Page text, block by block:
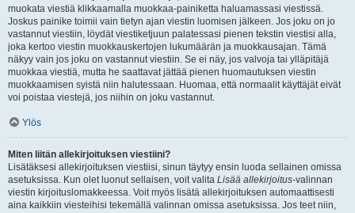
muokata viestiä klikkaamalla muokkaa-painiketta haluamassasi viestissä.
Joskus painike toimii vain tietyn ajan viestin luomisen jälkeen. Jos joku on jo
vastannut viestiin, löydät viestiketjuun palatessasi pienen tekstin viestisi alla,
joka kertoo viestin muokkauskertojen lukumäärän ja muokkausajan. Tämä
näkyy vain jos joku on vastannut viestiin. Se ei näy, jos valvoja tai ylläpitäjä
muokkaa viestiä, mutta he saattavat jättää pienen huomautuksen viestin
muokkaamisen syistä niin halutessaan. Huomaa, että normaalit käyttäjät eivät
voi poistaa viestejä, jos niihin on joku vastannut.
Ylös
Miten liitän allekirjoituksen viestiini?
Lisätäksesi allekirjoituksen viestiisi, sinun täytyy ensin luoda sellainen omissa
asetuksissa. Kun olet luonut sellaisen, voit valita Lisää allekirjoitus-valinnan
viestin kirjoituslomakkeessa. Voit myös lisätä allekirjoituksen automaattisesti
aina kaikkiin viesteihisi tekemällä valinnan omissa asetuksissa. Jos teet niin,